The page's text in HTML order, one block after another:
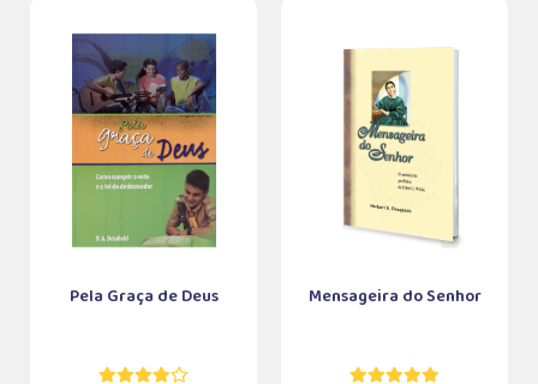
Pela Graça de Deus Mensageira do Senhor